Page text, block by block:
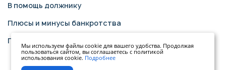
В помощь должнику
Плюсы и минусы банкротства
Политика конфиденциальности
Мы используем файлы cookie для вашего удобства. Продолжая
пользоваться сайтом, вы соглашаетесь с политикой
использования cookie. Подробнее